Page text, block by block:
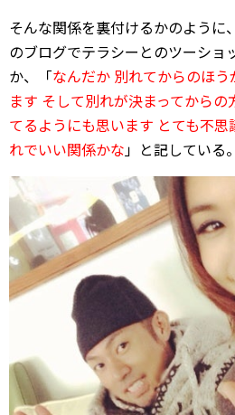
そんな関係を裏付けるかのように
のブログでテラシーとのツーショ
か、「なんだか 別れてからのほ
ます そして別れが決まってから
てるようにも思います とても不
れでいい関係かな 」と記している。